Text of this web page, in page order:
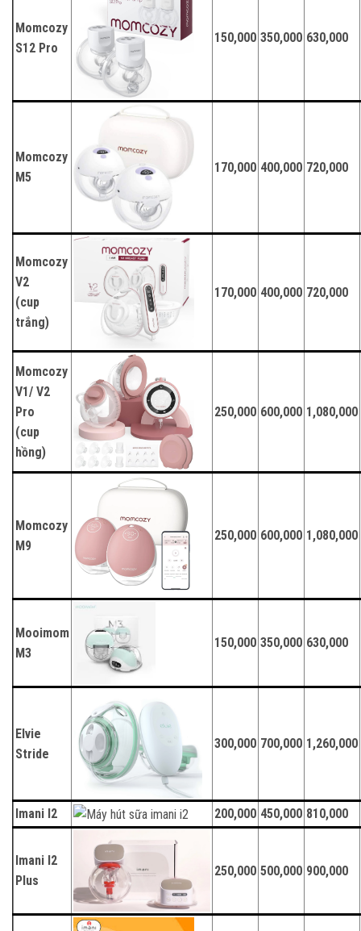
Momcozy
S12 Pro
150,000 350,000 630,000
Momcozy
M5
170,000 400,000 720,000
Momcozy
V2
(cup
trắng)
170,000 400,000 720,000
Momcozy
V1/ V2
Pro
(cup
hồng)
250,000 600,000 1,080,000
Momcozy
M9
250,000 600,000 1,080,000
Mooimom
M3
150,000 350,000 630,000
Elvie
Stride
300,000 700,000 1,260,000
Imani I2 200,000 450,000 810,000
Imani I2
Plus
250,000 500,000 900,000